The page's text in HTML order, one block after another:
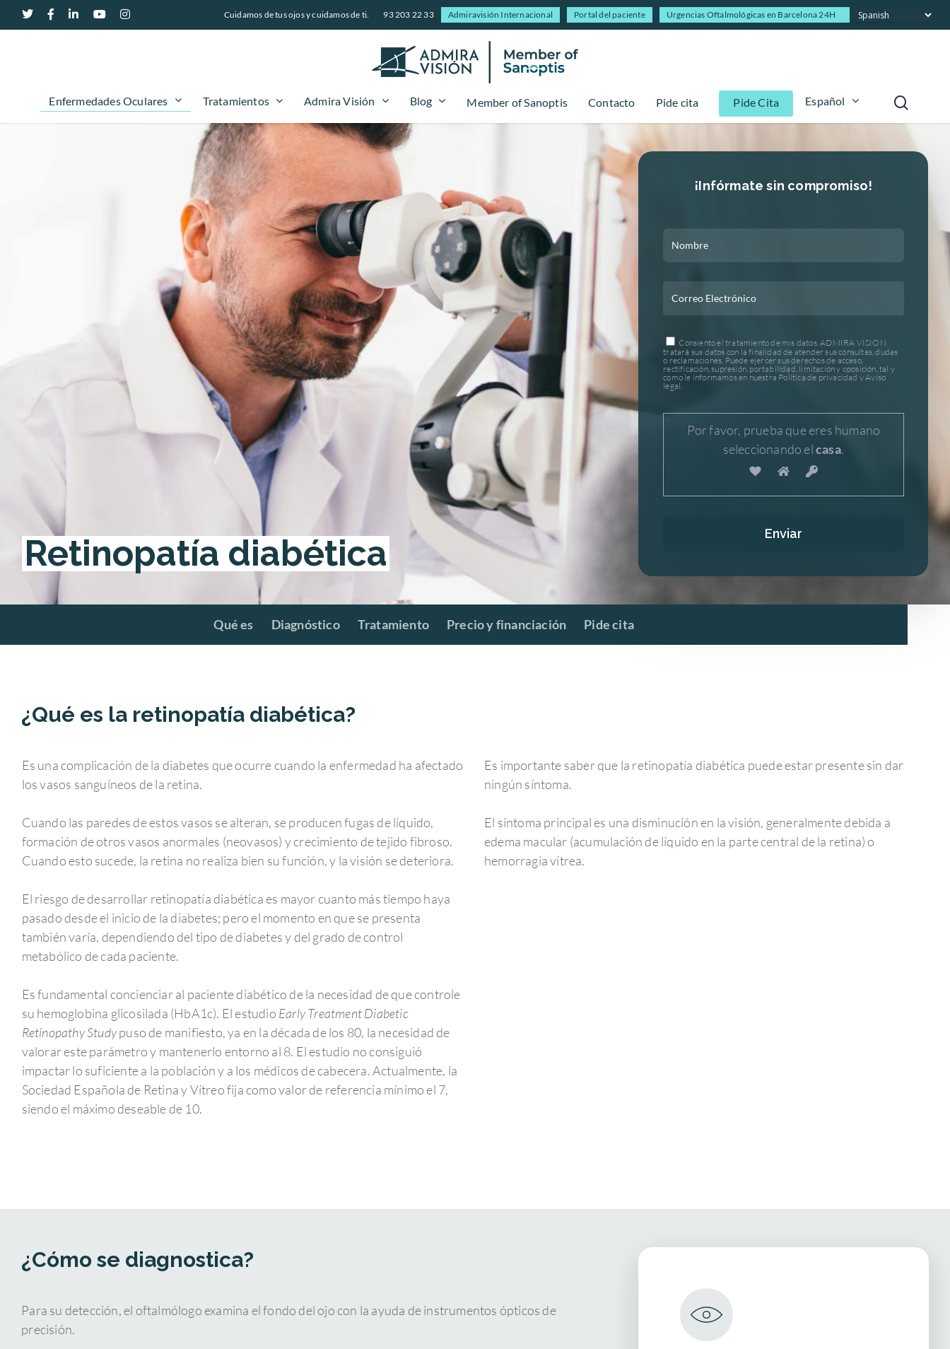
Cuidamos de tus ojos y cuidamos de ti. 93 203 22 33 Admiravisión Internacional Portal del paciente Urgencias Oftalmológicas en Barcelona 24H
Enfermedades Oculares Tratamientos Admira Visión Blog Member of Sanoptis Contacto Pide cita Pide Cita Español
Retinopatía diabética
¡Infórmate sin compromiso!
Consiento el tratamiento de mis datos. ADMIRA VISION
tratará sus datos con la finalidad de atender sus consultas, dudas
o reclamaciones. Puede ejercer sus derechos de acceso,
rectificación, supresión, portabilidad, limitación y oposición, tal y
como le informamos en nuestra Política de privacidad y Aviso
legal.
Por favor, prueba que eres humano
seleccionando elcasa.
Qué es Diagnóstico Tratamiento Precio y financiación Pide cita
¿Qué es la retinopatía diabética?
Es una complicación de la diabetes que ocurre cuando la enfermedad ha afectado
los vasos sanguíneos de la retina.
Cuando las paredes de estos vasos se alteran, se producen fugas de líquido,
formación de otros vasos anormales (neovasos) y crecimiento de tejido fibroso.
Cuando esto sucede, la retina no realiza bien su función, y la visión se deteriora.
El riesgo de desarrollar retinopatía diabética es mayor cuanto más tiempo haya
pasado desde el inicio de la diabetes; pero el momento en que se presenta
también varía, dependiendo del tipo de diabetes y del grado de control
metabólico de cada paciente.
Es fundamental concienciar al paciente diabético de la necesidad de que controle
su hemoglobina glicosilada (HbA1c). El estudio Early Treatment Diabetic
Retinopathy Studypuso de manifiesto, ya en la década de los 80, la necesidad de
valorar este parámetro y mantenerlo entorno al 8. El estudio no consiguió
impactar lo suficiente a la población y a los médicos de cabecera. Actualmente, la
Sociedad Española de Retina y Vítreo fija como valor de referencia mínimo el 7,
siendo el máximo deseable de 10.
Es importante saber que la retinopatía diabética puede estar presente sin dar
ningún síntoma.
El síntoma principal es una disminución en la visión, generalmente debida a
edema macular (acumulación de líquido en la parte central de la retina) o
hemorragia vítrea.
¿Cómo se diagnostica?
Para su detección, el oftalmólogo examina el fondo del ojo con la ayuda de instrumentos ópticos de
precisión.